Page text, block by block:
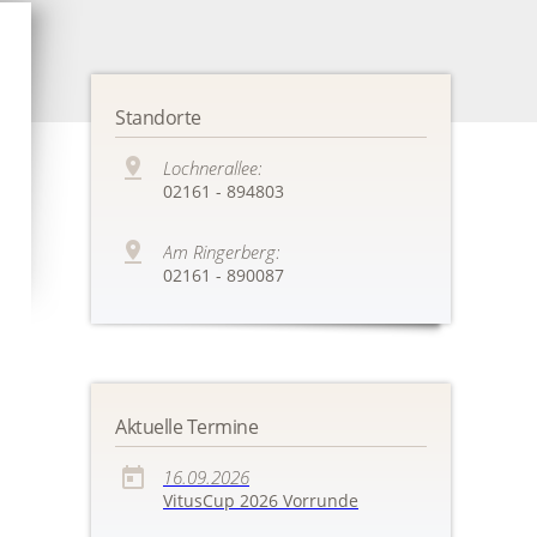
Standorte
Lochnerallee:
02161 - 894803
Am Ringerberg:
02161 - 890087
Aktuelle Termine
16.09.2026
VitusCup 2026 Vorrunde